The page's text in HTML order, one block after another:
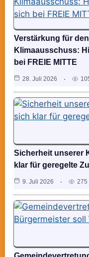
Verstärkung für
Klimaausschuss:
bei FREIE MITTE
28. Juli 2026
Sicherheit unserer
klar für geregelte
9. Juli 2026 275